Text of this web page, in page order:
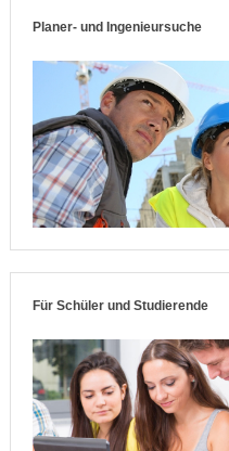
Planer- und Ingenieursuche
Für Schüler und Studierende